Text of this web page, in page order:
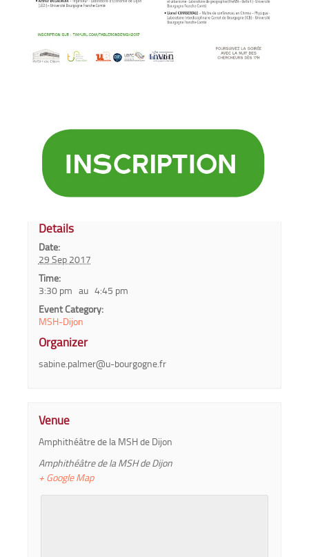
Details
Date:
29 Sep 2017
Time:
3:30 pm au 4:45 pm
Event Category:
MSH-Dijon
Organizer
sabine.palmer@u-bourgogne.fr
Venue
Amphithéâtre de la MSH de Dijon
Amphithéâtre de la MSH de Dijon
+ Google Map